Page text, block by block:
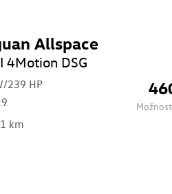
Allspace
4Motion DSG
239 HP
km